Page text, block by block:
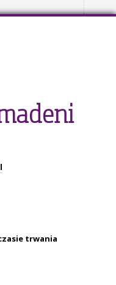
trwania